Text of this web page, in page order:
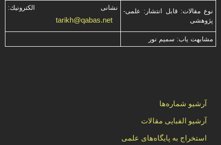
نوع مقالات: قابل انتشار: علمی-
پژوهشی
نشانی الكترونیك:
tarikh@qabas.net
مشابهت ياب: سميم نور
آرشیو شماره‌ها
آرشیو الفبایی مقالات
استخراج به پایگاه‌های علمی